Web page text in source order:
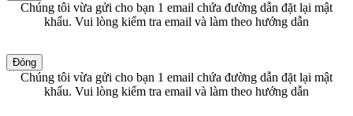
Chúng tôi vừa gửi cho bạn 1 email chứa đường dẫn đặt lại mật
khẩu. Vui lòng kiểm tra email và làm theo hướng dẫn
Đóng
Chúng tôi vừa gửi cho bạn 1 email chứa đường dẫn đặt lại mật
khẩu. Vui lòng kiểm tra email và làm theo hướng dẫn